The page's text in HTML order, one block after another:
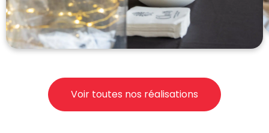
Voir toutes nos réalisations